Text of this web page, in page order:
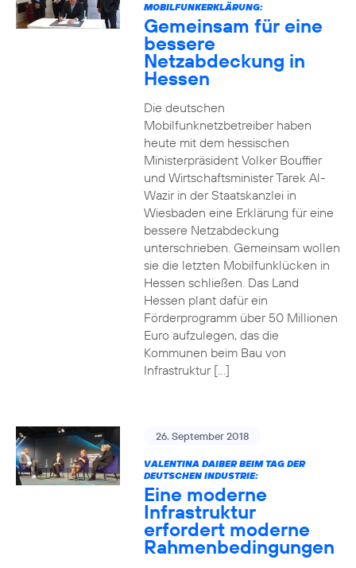
MOBILFUNKERKLÄRUNG:
Gemeinsam für eine
bessere
Netzabdeckung in
Hessen
Die deutschen
Mobilfunknetzbetreiber haben
heute mit dem hessischen
Ministerpräsident Volker Bouffier
und Wirtschaftsminister Tarek Al-
Wazir in der Staatskanzlei in
Wiesbaden eine Erklärung für eine
bessere Netzabdeckung
unterschrieben. Gemeinsam wollen
sie die letzten Mobilfunklücken in
Hessen schließen. Das Land
Hessen plant dafür ein
Förderprogramm über 50 Millionen
Euro aufzulegen, das die
Kommunen beim Bau von
Infrastruktur […]
26. September 2018
VALENTINA DAIBER BEIM TAG DER
DEUTSCHEN INDUSTRIE:
Eine moderne
Infrastruktur
erfordert moderne
Rahmenbedingungen